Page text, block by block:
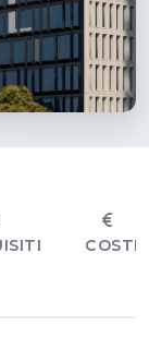
COSTI